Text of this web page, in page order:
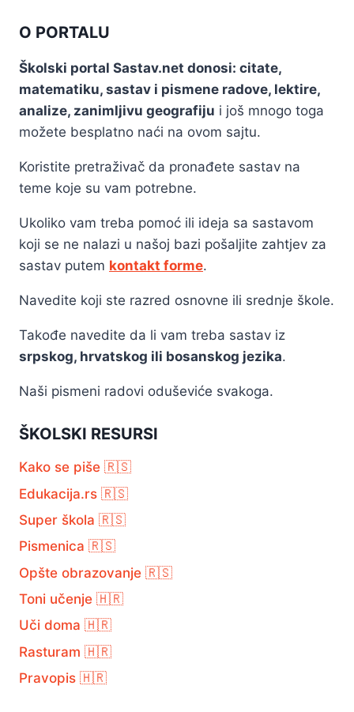
O PORTALU
Školski portal Sastav.net donosi: citate,
matematiku, sastav i pismene radove, lektire,
analize, zanimljivu geografiju i još mnogo toga
možete besplatno naći na ovom sajtu.
Koristite pretraživač da pronađete sastav na
teme koje su vam potrebne.
Ukoliko vam treba pomoć ili ideja sa sastavom
koji se ne nalazi u našoj bazi pošaljite zahtjev za
sastav putem kontakt forme.
Navedite koji ste razred osnovne ili srednje škole.
Takođe navedite da li vam treba sastav iz
srpskog, hrvatskog ili bosanskog jezika.
Naši pismeni radovi oduševiće svakoga.
ŠKOLSKI RESURSI
Kako se piše 🇷🇸
Edukacija.rs 🇷🇸
Super škola 🇷🇸
Pismenica 🇷🇸
Opšte obrazovanje 🇷🇸
Toni učenje 🇭🇷
Uči doma 🇭🇷
Rasturam 🇭🇷
Pravopis 🇭🇷